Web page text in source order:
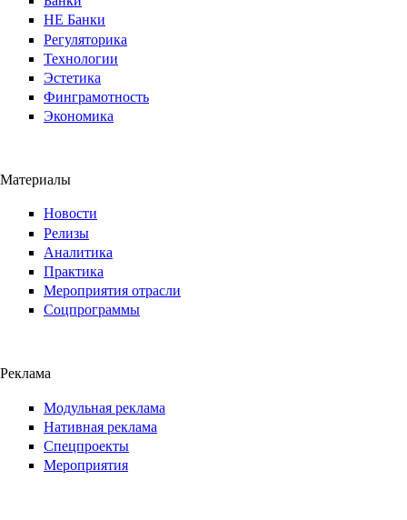
НЕ Банки
Регуляторика
Технологии
Эстетика
Финграмотность
Экономика
Материалы
Новости
Релизы
Аналитика
Практика
Мероприятия отрасли
Соцпрограммы
Реклама
Модульная реклама
Нативная реклама
Спецпроекты
Мероприятия